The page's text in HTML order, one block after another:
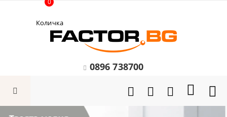
Количка
0
0896 738700